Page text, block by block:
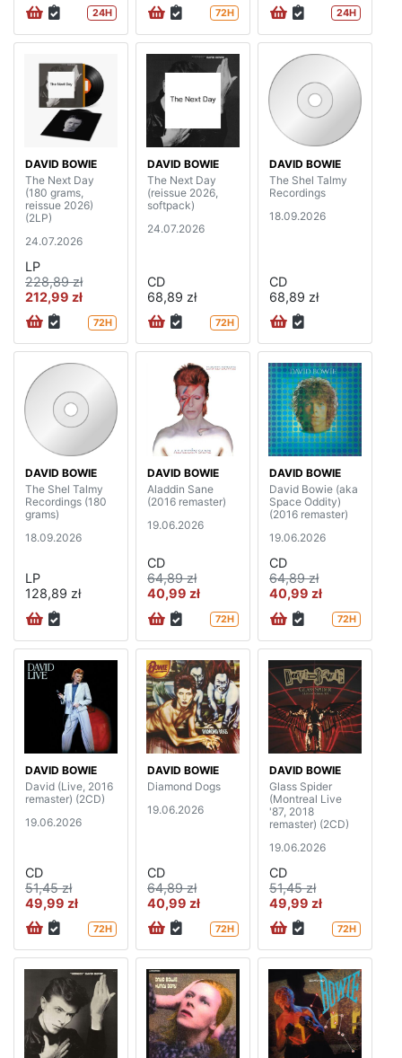
24H 72H 24H
DAVID BOWIE
The Next Day
(180 grams,
reissue 2026)
(2LP)
24.07.2026
LP
228,89 zł
212,99 zł
72H
DAVID BOWIE
The Next Day
(reissue 2026,
softpack)
24.07.2026
CD
68,89 zł
72H
DAVID BOWIE
The Shel Talmy
Recordings
18.09.2026
CD
68,89 zł
DAVID BOWIE
The Shel Talmy
Recordings (180
grams)
18.09.2026
LP
128,89 zł
DAVID BOWIE
Aladdin Sane
(2016 remaster)
19.06.2026
CD
64,89 zł
40,99 zł
72H
DAVID BOWIE
David Bowie (aka
Space Oddity)
(2016 remaster)
19.06.2026
CD
64,89 zł
40,99 zł
72H
DAVID BOWIE
David (Live, 2016
remaster) (2CD)
19.06.2026
CD
51,45 zł
49,99 zł
72H
DAVID BOWIE
Diamond Dogs
19.06.2026
CD
64,89 zł
40,99 zł
72H
DAVID BOWIE
Glass Spider
(Montreal Live
'87, 2018
remaster) (2CD)
19.06.2026
CD
51,45 zł
49,99 zł
72H